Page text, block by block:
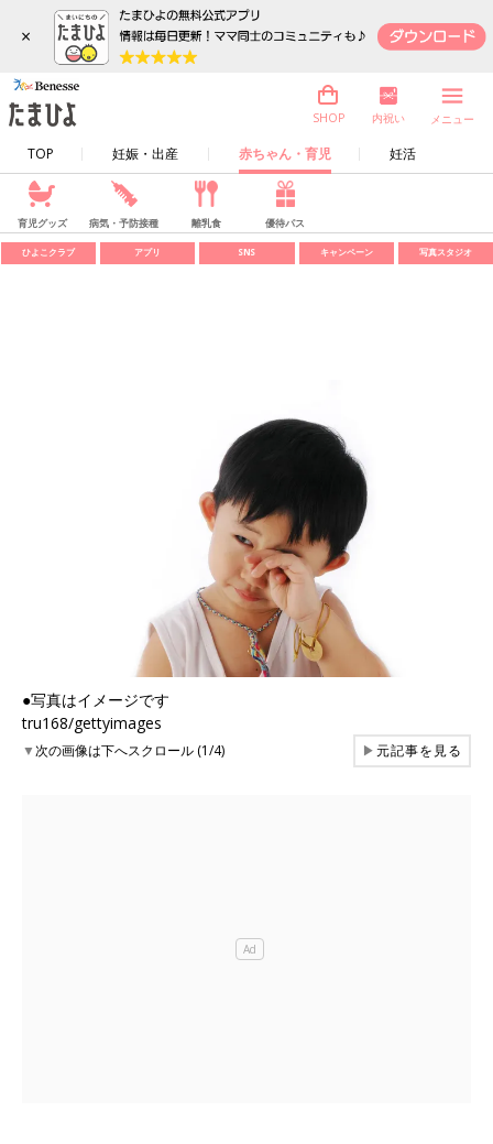
×
TOP 妊娠・出産 赤ちゃん・育児 妊活
SHOP 内祝い メニュー
育児グッズ 病気・予防接種 離乳食 優待パス
ひよこクラブ アプリ SNS キャンペーン 写真スタジオ
●写真はイメージです
tru168/gettyimages
▼次の画像は下へスクロール (1/4) ▶元記事を見る